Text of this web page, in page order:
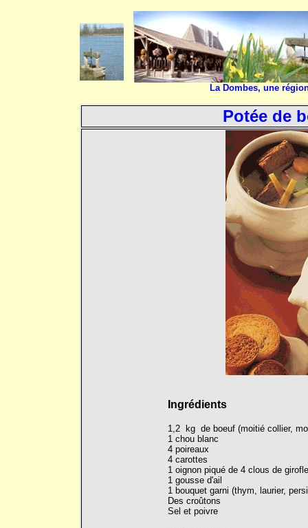
La Dombes, une
Potée de
Ingrédients
1,2 kg de boeuf (moitié collier,
1 chou blanc
4 poireaux
4 carottes
1 oignon piqué de 4 clous de girofle
1 gousse d'ail
1 bouquet garni (thym, laurier,
Des croûtons
Sel et poivre